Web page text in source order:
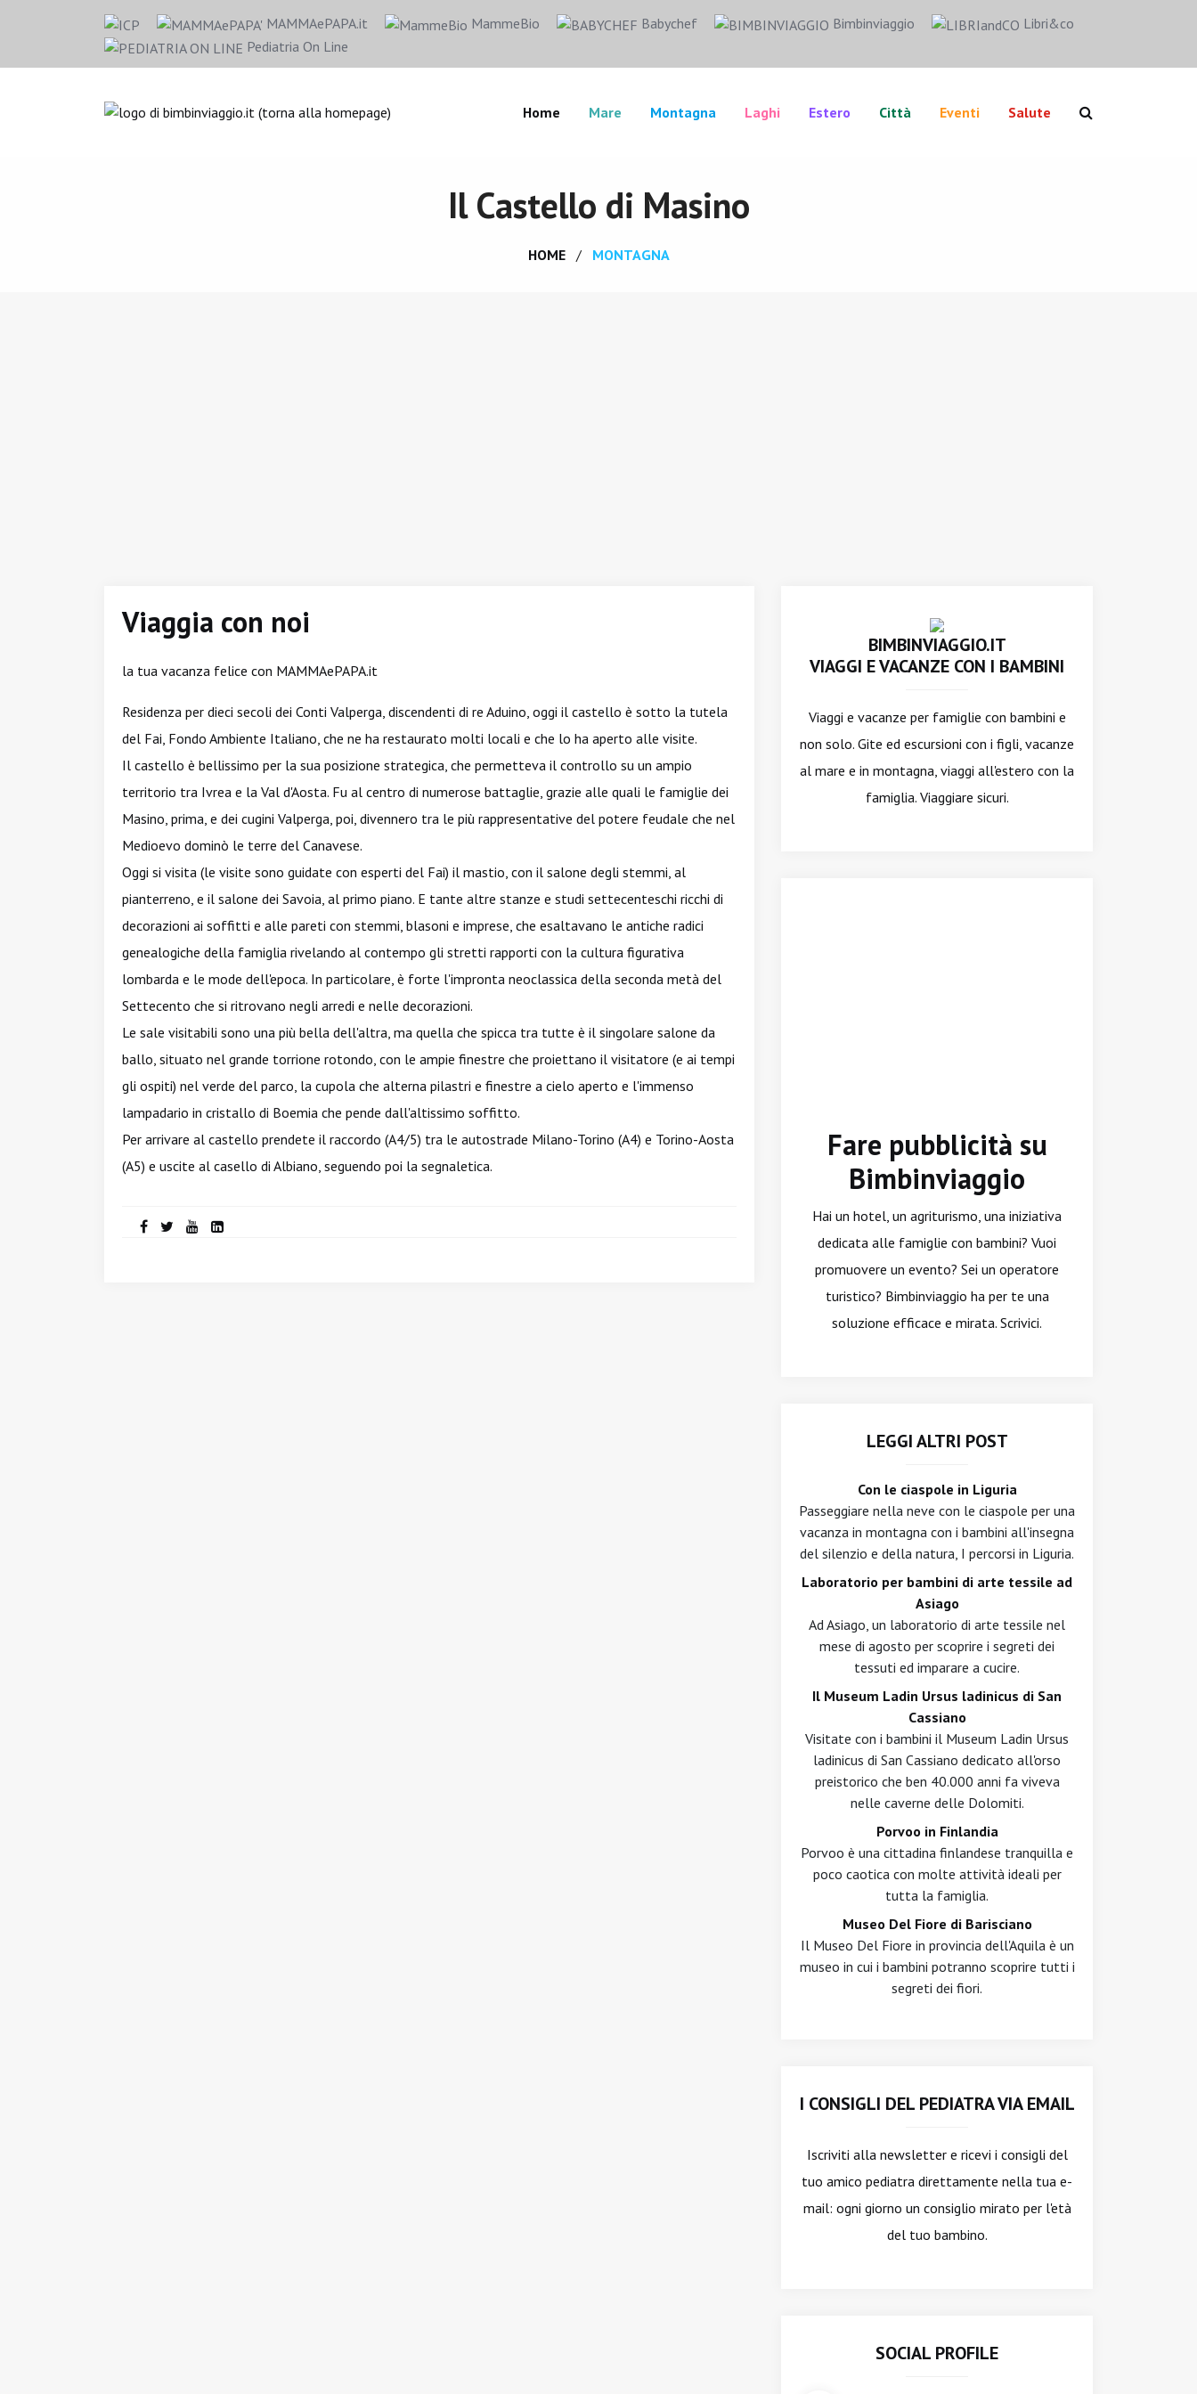
MAMMAePAPA.it MammeBio Babychef Bimbinviaggio
Libri&co
Pediatria On Line
Home Mare Montagna Laghi Estero Città Eventi Salute
Il Castello di Masino
HOME MONTAGNA
Viaggia con noi
la tua vacanza felice con MAMMAePAPA.it
Residenza per dieci secoli dei Conti Valperga, discendenti di re Aduino, oggi il castello è sotto la tutela
del Fai, Fondo Ambiente Italiano, che ne ha restaurato molti locali e che lo ha aperto alle visite.
Il castello è bellissimo per la sua posizione strategica, che permetteva il controllo su un ampio
territorio tra Ivrea e la Val d'Aosta. Fu al centro di numerose battaglie, grazie alle quali le famiglie dei
Masino, prima, e dei cugini Valperga, poi, divennero tra le più rappresentative del potere feudale che nel
Medioevo dominò le terre del Canavese.
Oggi si visita (le visite sono guidate con esperti del Fai) il mastio, con il salone degli stemmi, al
pianterreno, e il salone dei Savoia, al primo piano. E tante altre stanze e studi settecenteschi ricchi di
decorazioni ai soffitti e alle pareti con stemmi, blasoni e imprese, che esaltavano le antiche radici
genealogiche della famiglia rivelando al contempo gli stretti rapporti con la cultura figurativa
lombarda e le mode dell'epoca. In particolare, è forte l'impronta neoclassica della seconda metà del
Settecento che si ritrovano negli arredi e nelle decorazioni.
Le sale visitabili sono una più bella dell'altra, ma quella che spicca tra tutte è il singolare salone da
ballo, situato nel grande torrione rotondo, con le ampie finestre che proiettano il visitatore (e ai tempi
gli ospiti) nel verde del parco, la cupola che alterna pilastri e finestre a cielo aperto e l'immenso
lampadario in cristallo di Boemia che pende dall'altissimo soffitto.
Per arrivare al castello prendete il raccordo (A4/5) tra le autostrade Milano-Torino (A4) e Torino-Aosta
(A5) e uscite al casello di Albiano, seguendo poi la segnaletica.
BIMBINVIAGGIO.IT
VIAGGI E VACANZE CON I BAMBINI
Viaggi e vacanze per famiglie con bambini e
non solo. Gite ed escursioni con i figli, vacanze
al mare e in montagna, viaggi all'estero con la
famiglia. Viaggiare sicuri.
Fare pubblicità su
Bimbinviaggio
Hai un hotel, un agriturismo, una iniziativa
dedicata alle famiglie con bambini? Vuoi
promuovere un evento? Sei un operatore
turistico? Bimbinviaggio ha per te una
soluzione efficace e mirata. Scrivici.
LEGGI ALTRI POST
Con le ciaspole in Liguria
Passeggiare nella neve con le ciaspole per una
vacanza in montagna con i bambini all'insegna
del silenzio e della natura, I percorsi in Liguria.
Laboratorio per bambini di arte tessile ad
Asiago
Ad Asiago, un laboratorio di arte tessile nel
mese di agosto per scoprire i segreti dei
tessuti ed imparare a cucire.
Il Museum Ladin Ursus ladinicus di San
Cassiano
Visitate con i bambini il Museum Ladin Ursus
ladinicus di San Cassiano dedicato all'orso
preistorico che ben 40.000 anni fa viveva
nelle caverne delle Dolomiti.
Porvoo in Finlandia
Porvoo è una cittadina finlandese tranquilla e
poco caotica con molte attività ideali per
tutta la famiglia.
Museo Del Fiore di Barisciano
Il Museo Del Fiore in provincia dell'Aquila è un
museo in cui i bambini potranno scoprire tutti i
segreti dei fiori.
I CONSIGLI DEL PEDIATRA VIA EMAIL
Iscriviti alla newslettere ricevi i consigli del
tuo amico pediatra direttamente nella tua e-
mail: ogni giorno un consiglio mirato per l'età
del tuo bambino.
SOCIAL PROFILE